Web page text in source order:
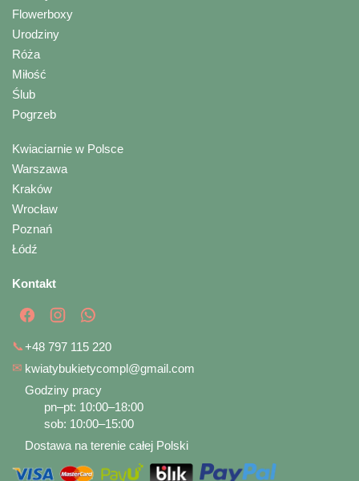
Flowerboxy
Urodziny
Róża
Miłość
Ślub
Pogrzeb
Kwiaciarnie w Polsce
Warszawa
Kraków
Wrocław
Poznań
Łódź
Kontakt
📞+48 797 115 220
✉ kwiatybukietycompl@gmail.com
Godziny pracy
pn–pt: 10:00–18:00
sob: 10:00–15:00
Dostawa na terenie całej Polski